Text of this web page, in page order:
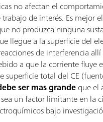
no afectan el
de interés. Es mejor
no produzca ninguna
llegue a la superficie del
de interferencia
a que la corriente fluye
superficie total del CE
ser mas grandeque el
un factor limitante en la
bajo